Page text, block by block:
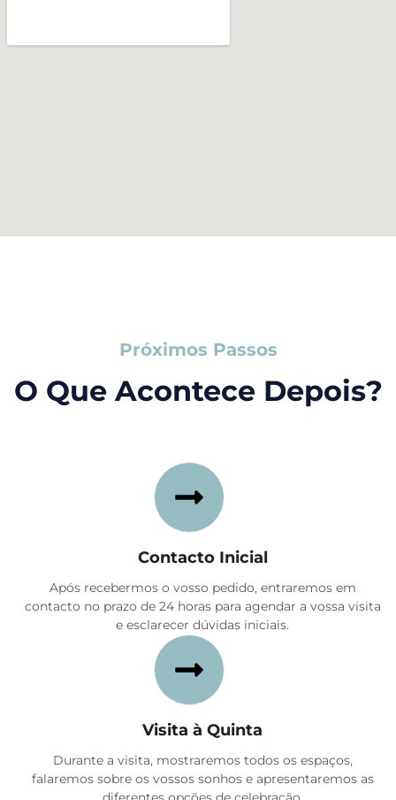
Próximos Passos
O Que Acontece Depois?
Contacto Inicial
Após recebermos o vosso pedido, entraremos em
contacto no prazo de 24 horas para agendar a vossa visita
e esclarecer dúvidas iniciais.
Visita à Quinta
Durante a visita, mostraremos todos os espaços,
falaremos sobre os vossos sonhos e apresentaremos as